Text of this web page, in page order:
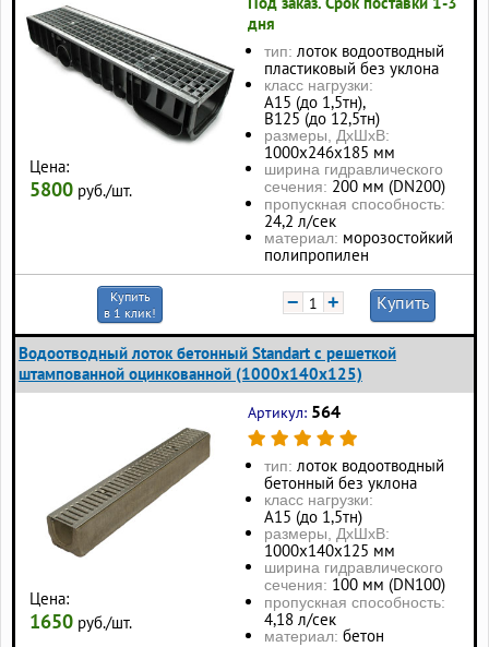
Цена:
5800 руб./шт.
дня
тип: лоток водоотводный
пластиковый без уклона
класс нагрузки:
А15 (до 1,5тн),
В125 (до 12,5тн)
размеры, ДхШхВ:
1000х246х185 мм
ширина гидравлического
сечения: 200 мм (DN200)
пропускная способность:
24,2 л/сек
материал: морозостойкий
полипропилен
Купить
в 1 клик!
− + Купить
Водоотводный лоток бетонный Standart с решеткой
штампованной оцинкованной (1000x140x125)
Цена:
1650 руб./шт.
Артикул: 564
тип: лоток водоотводный
бетонный без уклона
класс нагрузки:
А15 (до 1,5тн)
размеры, ДхШхВ:
1000х140х125 мм
ширина гидравлического
сечения: 100 мм (DN100)
пропускная способность:
4,18 л/сек
материал: бетон